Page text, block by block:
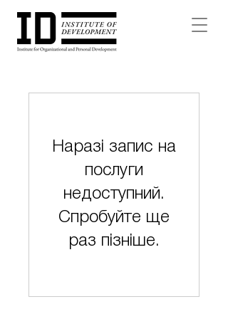
Наразі запис на
послуги
недоступний.
Спробуйте ще
раз пізніше.